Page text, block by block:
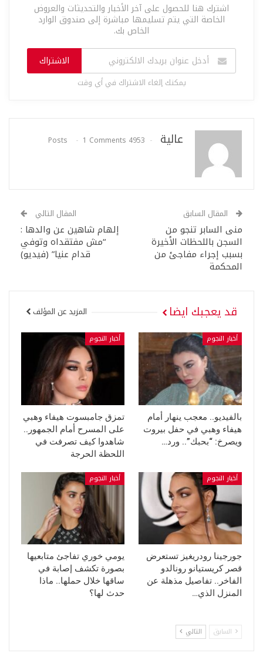
اشترك هنا للحصول على آخر الأخبار والتحديثات والعروض
الخاصة التي يتم تسليمها مباشرة إلى صندوق الوارد
الخاص بك.
الاشتراك
يمكنك إلغاء الاشتراك في أي وقت
عالية 4953 Posts
1 Comments
المقال السابق
منى السابر تنجو من
السجن باللحظات الأخيرة
بسبب إجراء مفاجئ من
المحكمة
المقال التالي
إلهام شاهين عن والدها :
“مش مفتقداه وتوفي
قدام عنيا” (فيديو)
قد يعجبك ايضا المزيد عن المؤلف
أخبار النجوم
بالفيديو.. معجب ينهار أمام
هيفاء وهبي في حفل بيروت
ويصرخ: “بحبك”.. ورد…
أخبار النجوم
تمزق جامبسوت هيفاء وهبي
على المسرح أمام الجمهور..
شاهدوا كيف تصرفت في
اللحظة الحرجة
أخبار النجوم
جورجينا رودريغيز تستعرض
قصر كريستيانو رونالدو
الفاخر.. تفاصيل مذهلة عن
المنزل الذي…
أخبار النجوم
يومي خوري تفاجئ متابعيها
بصورة تكشف إصابة في
ساقها خلال حملها.. ماذا
حدث لها؟
السابق التالي